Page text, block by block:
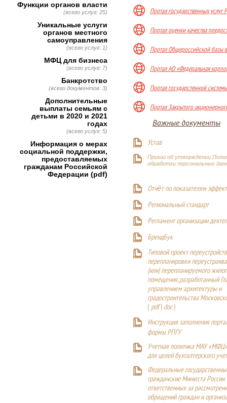
Портал государственных
Портал оценки качества
Портал Общероссийской базы
Портал АО «Федеральная
Портал государстенной
Портал Закрытого
Важные документы
Устав
Приказ об утверждении
обработки персональных
Отчёт по показателям
Региональный стандарт
Регламент организации
БрендБук
Типовой проект
перепланировки
(или) перепланируемого
помещения, разработанный
управлением архитектуры и
градостроительства
(pdf| doc)
Инструкция заполнения
формы РПГУ
Учетная политика МАУ
для целей бухгалтерского
Федеральные
гражданские Минюста России
ответственных за
обращений граждан и
Функции органов власти
(всего услуг: 25)
Уникальные услуги
органов местного
самоуправления
(всего услуг: 1)
МФЦ для бизнеса
(всего услуг: 7)
Банкротство
(всего документов: 3)
Дополнительные
выплаты семьям с
детьми в 2020 и 2021
годах
(всего услуг: 5)
Информация о мерах
социальной поддержки,
предоставляемых
гражданам Российской
Федерации (pdf)